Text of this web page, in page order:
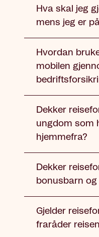
Hva skal jeg
mens jeg er
Hvordan
mobilen
Dekker
ungdom som
hjemmefra?
Dekker
bonusbarn
Gjelder
fraråder